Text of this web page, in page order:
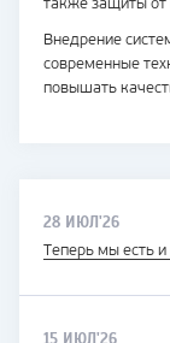
также защиты от
Внедрение
современные
повышать
28 ИЮЛ'26
Теперь мы есть и